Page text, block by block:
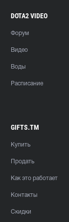
DOTA2 VIDEO
Форум
Видео
Воды
Расписание
GIFTS.TM
Купить
Продать
Как это работает
Контакты
Скидки